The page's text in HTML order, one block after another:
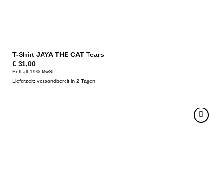
T-Shirt JAYA THE CAT Tears
€31,00
Enthält 19% MwSt.
Lieferzeit: versandbereit in 2 Tagen